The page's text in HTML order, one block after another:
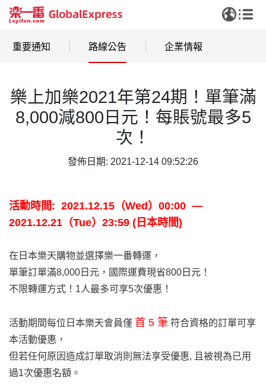
重要通知 路線公告 企業情報
樂上加樂2021年第24期！單筆滿
8,000減800日元！每賬號最多5
次！
發佈日期: 2021-12-14 09:52:26
活動時間: 2021.12.15（Wed）00:00 —
2021.12.21（Tue）23:59 (日本時間)
在日本樂天購物並選擇樂一番轉運，
單筆訂單滿8,000日元，國際運費現省800日元！
不限轉運方式！1人最多可享5次優惠！
活動期間每位日本樂天會員僅 首 5 筆 符合資格的訂單可享
本活動優惠，
但若任何原因造成訂單取消則無法享受優惠, 且被視為已用
過1次優惠名額。